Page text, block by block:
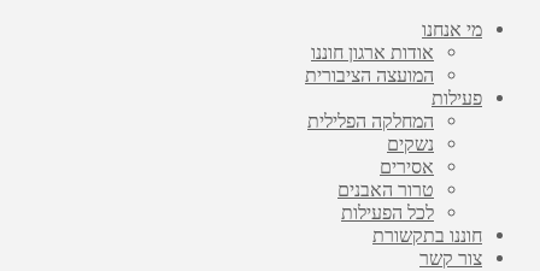
מי אנחנו
אודות ארגון חוננו
המועצה הציבורית
פעילות
המחלקה הפלילית
נשקים
אסירים
טרור האבנים
לכל הפעילות
חוננו בתקשורת
צור קשר